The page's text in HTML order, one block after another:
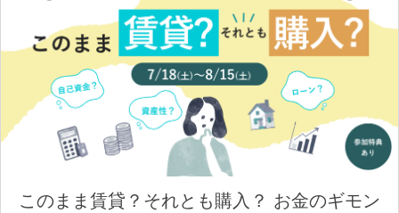
このまま賃貸？それとも購入？ お金のギモン